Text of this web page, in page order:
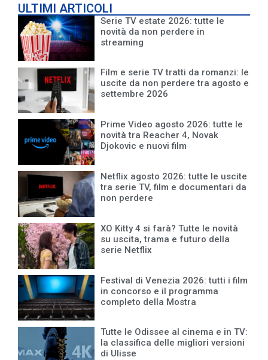
ULTIMI ARTICOLI
Serie TV estate 2026: tutte le
novità da non perdere in
streaming
Film e serie TV tratti da romanzi: le
uscite da non perdere tra agosto e
settembre 2026
Prime Video agosto 2026: tutte le
novità tra Reacher 4, Novak
Djokovic e nuovi film
Netflix agosto 2026: tutte le uscite
tra serie TV, film e documentari da
non perdere
XO Kitty 4 si farà? Tutte le novità
su uscita, trama e futuro della
serie Netflix
Festival di Venezia 2026: tutti i film
in concorso e il programma
completo della Mostra
Tutte le Odissee al cinema e in TV:
la classifica delle migliori versioni
di Ulisse